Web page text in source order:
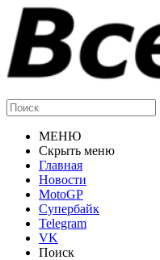
МЕНЮ
Скрыть меню
Главная
Новости
MotoGP
Супербайк
Telegram
VK
Поиск